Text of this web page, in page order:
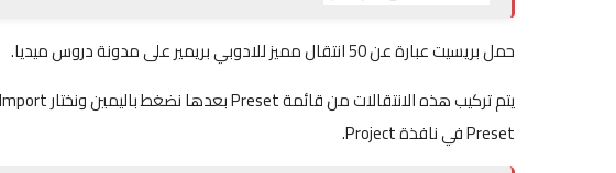
حمل بريسيت عبارة عن 50 انتقال مميز للادوبي بريمير على مدونة دروس ميديا.
Preset في نافذة Project.